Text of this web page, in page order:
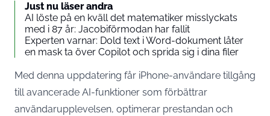
Just nu läser andra
AI löste på en kväll det matematiker misslyckats
med i 87 år: Jacobiförmodan har fallit
Experten varnar: Dold text i Word-dokument låter
en mask ta över Copilot och sprida sig i dina filer
Med denna uppdatering får iPhone-användare tillgång
till avancerade AI-funktioner som förbättrar
användarupplevelsen, optimerar prestandan och